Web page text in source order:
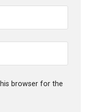
browser for the